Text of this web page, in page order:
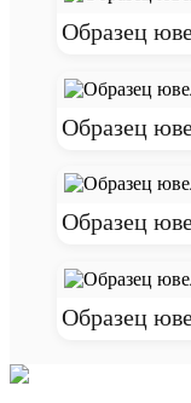
Образец
Образец
Образец
Образец